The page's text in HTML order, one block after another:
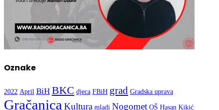
Oznake
GračanicaKultura mladi Nogomet OŠ Hasan Kikić
Rezultati solidarnost Sport škola